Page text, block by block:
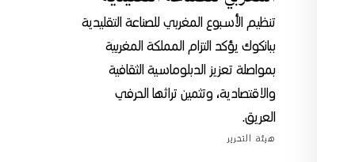
تنظيم الأسبوع المغربي للصناعة التقليدية
ببانكوك يؤكد التزام المملكة المغربية
بمواصلة تعزيز الدبلوماسية الثقافية
والاقتصادية، وتثمين تراثها الحرفي
العريق.
هيئة التحرير